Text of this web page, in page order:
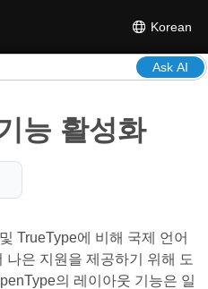
Korean
Ask AI
능 활성화
TrueType에 비해 국제 언어
나은 지원을 제공하기 위해 도
의 레이아웃 기능은 일